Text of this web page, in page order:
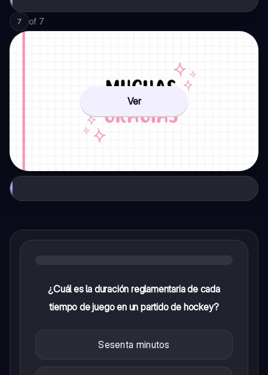
7 of 7
Ver
¿Cuál es la duración reglamentaria de cada
tiempo de juego en un partido de hockey?
Sesenta minutos